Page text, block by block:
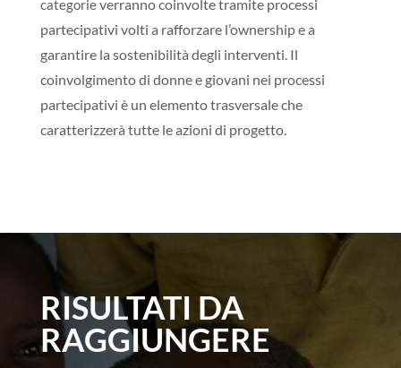
categorieverranno coinvolte tramite processi
partecipativi volti a rafforzare l’ownership e a
garantire la sostenibilità degli interventi. Il
coinvolgimento di donne e giovani nei processi
partecipativi è un elemento trasversale che
caratterizzerà tutte le azioni di progetto.
RISULTATI DA
RAGGIUNGERE